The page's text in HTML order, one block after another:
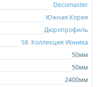
Decomaster
Южная Корея
Дюропрофиль
58. Коллекция Ионика
50мм
50мм
2400мм